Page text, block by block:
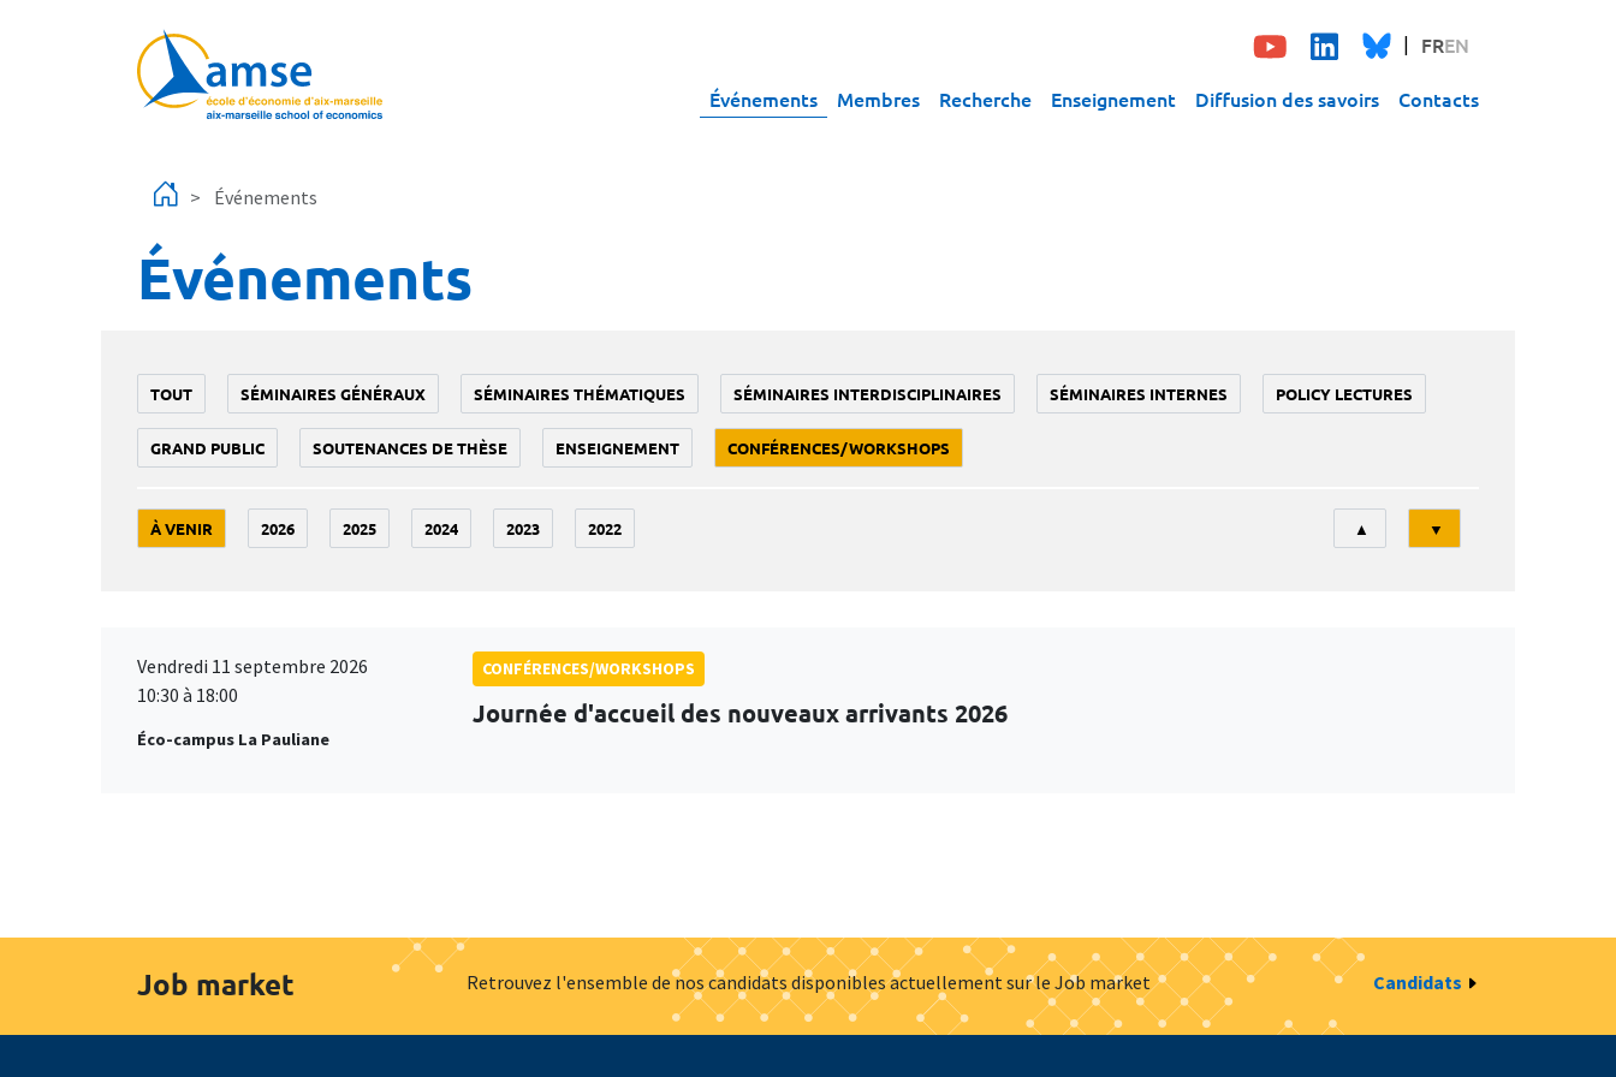
FREN
Événements Membres Recherche Enseignement Diffusion des savoirs Contacts
Événements
Événements
TOUT SÉMINAIRES GÉNÉRAUX SÉMINAIRES THÉMATIQUES SÉMINAIRES INTERDISCIPLINAIRES SÉMINAIRES INTERNES POLICY LECTURES
GRAND PUBLIC SOUTENANCES DE THÈSE ENSEIGNEMENT CONFÉRENCES/WORKSHOPS
À VENIR 2026 2025 2024 2023 2022
Tri
▲ ▼
Vendredi 11 septembre 2026
10:30 à 18:00
Éco-campus La Pauliane
CONFÉRENCES/WORKSHOPS
Journée d'accueil des nouveaux arrivants 2026
Job market Retrouvez l'ensemble de nos candidats disponibles actuellement sur le Job market Candidats